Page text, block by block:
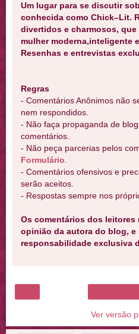
Um lugar para se discutir
conhecida como Chick–Lit.
divertidos e charmosos,
mulher moderna,inteligente
Resenhas e entrevistas
Regras
- Comentários Anônimos não
nem respondidos.
- Não faça propaganda de
comentários.
- Não peça parcerias pelos
Formulário
- Comentários ofensivos e
serão aceitos.
- Respostas sempre nos
Os comentários dos leitores
opinião da autora do blog, e
responsabilidade exclusiva
Ver versão